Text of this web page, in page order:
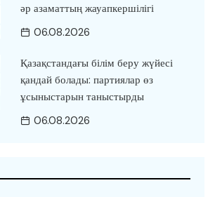
әр азаматтың жауапкершілігі
06.08.2026
Қазақстандағы білім беру жүйесі
қандай болады: партиялар өз
ұсыныстарын таныстырды
06.08.2026